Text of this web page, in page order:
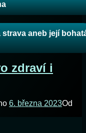
strava aneb její
zdraví i
6. března 2023Od